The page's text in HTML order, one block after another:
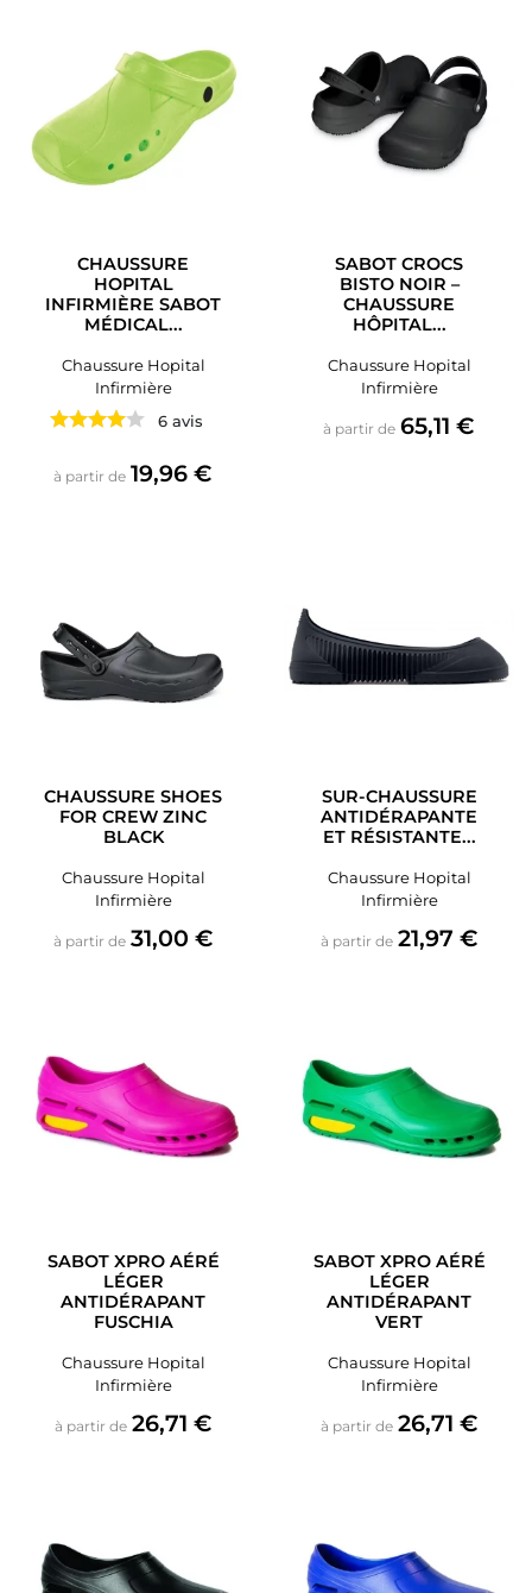
CHAUSSURE
HOPITAL
INFIRMIÈRE SABOT
MÉDICAL...
Chaussure Hopital
Infirmière
6 avis
à partir de Prix
19,96 €
SABOT CROCS
BISTO NOIR –
CHAUSSURE
HÔPITAL...
Chaussure Hopital
Infirmière
à partir de Prix
65,11 €
CHAUSSURE SHOES
FOR CREW ZINC
BLACK
Chaussure Hopital
Infirmière
à partir de Prix
31,00 €
SUR-CHAUSSURE
ANTIDÉRAPANTE
ET RÉSISTANTE...
Chaussure Hopital
Infirmière
à partir de Prix
21,97 €
SABOT XPRO AÉRÉ
LÉGER
ANTIDÉRAPANT
FUSCHIA
Chaussure Hopital
Infirmière
à partir de Prix
26,71 €
SABOT XPRO AÉRÉ
LÉGER
ANTIDÉRAPANT
VERT
Chaussure Hopital
Infirmière
à partir de Prix
26,71 €